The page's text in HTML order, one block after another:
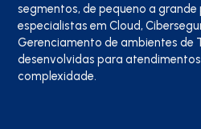
segmentos, de pequeno a grande
especialistas em Cloud,
Gerenciamento de ambientes de
desenvolvidas para
complexidade.